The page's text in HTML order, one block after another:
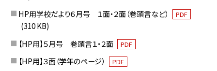
HP用学校だより６月号 １面・２面（巻頭言など）
PDF
(310 KB)
【HP用】５月号 巻頭言１・２面
PDF
【HP用】３面（学年のページ） PDF